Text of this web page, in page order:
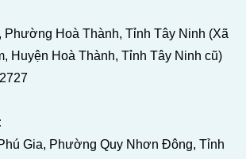
Phường Hoà Thành, Tỉnh Tây Ninh (Xã
Huyện Hoà Thành, Tỉnh Tây Ninh cũ)
Gia, Phường Quy Nhơn Đông, Tỉnh